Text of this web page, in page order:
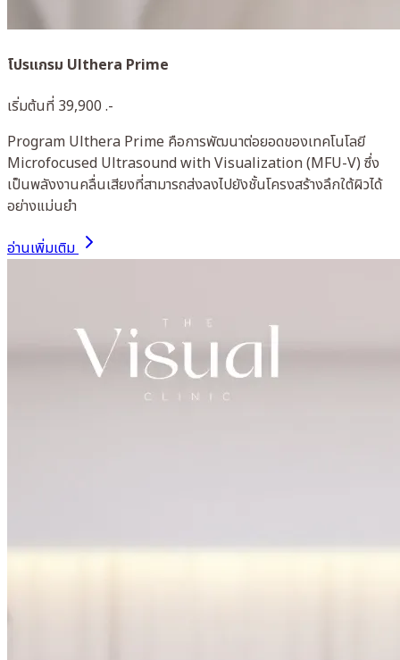
โปรแกรม Ulthera Prime
เริ่มต้นที่ 39,900 .-
Program Ulthera Prime คือการพัฒนาต่อยอดของเทคโนโลยี
Microfocused Ultrasound with Visualization (MFU-V) ซึ่ง
เป็นพลังงานคลื่นเสียงที่สามารถส่งลงไปยังชั้นโครงสร้างลึกใต้ผิวได้
อย่างแม่นยำ
อ่านเพิ่มเติม